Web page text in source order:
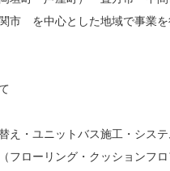
市 を中心とした地域で事業を
え・ユニットバス施工・シス
フローリング・クッションフ